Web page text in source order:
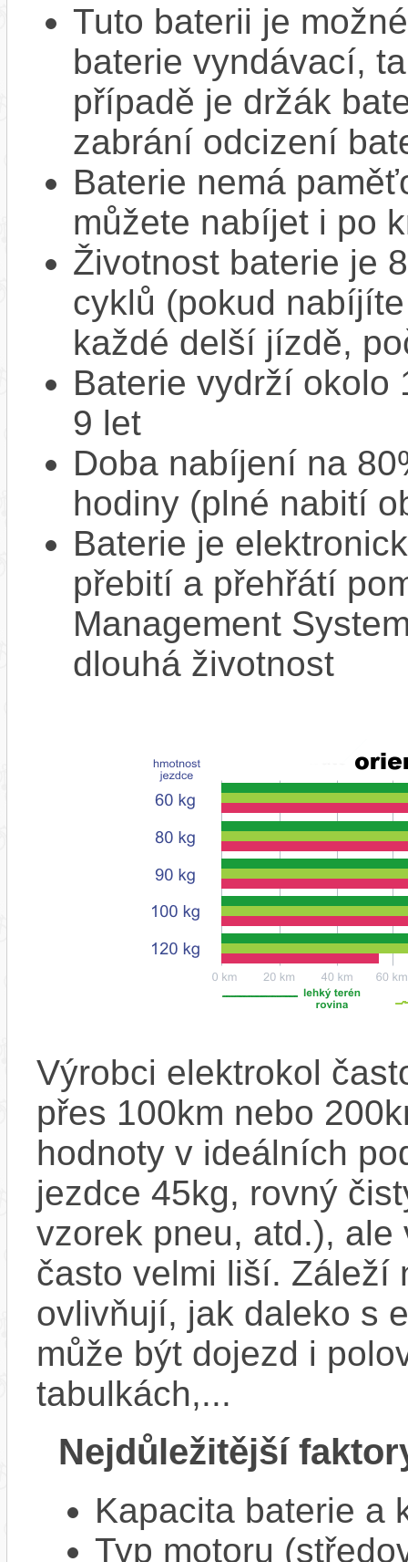
Tuto baterii je
baterie vyndávací,
případě je držák
zabrání odcizení
Baterie nemá
můžete nabíjet i po
Životnost baterie je
cyklů (pokud
každé delší jízdě,
Baterie vydrží okolo
9 let
Doba nabíjení na
hodiny (plné nabití
Baterie je
přebití a přehřátí
Management
dlouhá životnost
Výrobci elektrokol
přes 100km nebo
hodnoty v ideálních
jezdce 45kg, rovný
vzorek pneu, atd.),
často velmi liší. Záleží
ovlivňují, jak daleko s
může být dojezd i
tabulkách,...
Nejdůležitější
Kapacita baterie a
Typ motoru